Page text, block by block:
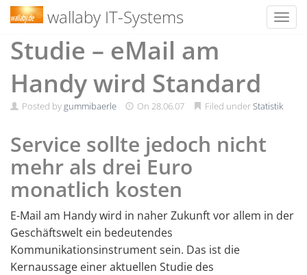
Skip
wallaby IT-Systems
Studie – eMail am
Handy wird Standard
Posted bygummibaerle On 28.06.07 Filed underStatistik
Service sollte jedoch nicht
mehr als drei Euro
monatlich kosten
E-Mail am Handy wird in naher Zukunft vor allem in der
Geschäftswelt ein bedeutendes
Kommunikationsinstrument sein. Das ist die
Kernaussage einer aktuellen Studie des